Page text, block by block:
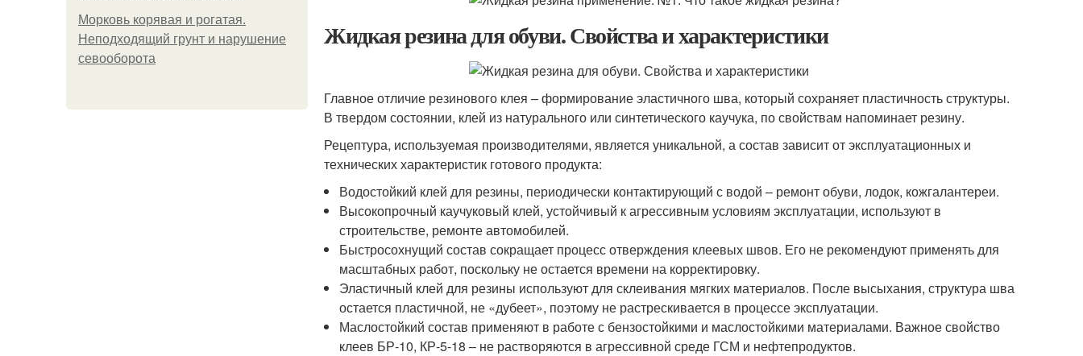
Морковь корявая и рогатая.
Неподходящий грунт и нарушение
севооборота
Жидкая резина для обуви. Свойства и характеристики
Главное отличие резинового клея – формирование эластичного шва, который сохраняет пластичность структуры.
В твердом состоянии, клей из натурального или синтетического каучука, по свойствам напоминает резину.
Рецептура, используемая производителями, является уникальной, а состав зависит от эксплуатационных и
технических характеристик готового продукта:
Водостойкий клей для резины, периодически контактирующий с водой – ремонт обуви, лодок, кожгалантереи.
Высокопрочный каучуковый клей, устойчивый к агрессивным условиям эксплуатации, используют в
строительстве, ремонте автомобилей.
Быстросохнущий состав сокращает процесс отверждения клеевых швов. Его не рекомендуют применять для
масштабных работ, поскольку не остается времени на корректировку.
Эластичный клей для резины используют для склеивания мягких материалов. После высыхания, структура шва
остается пластичной, не «дубеет», поэтому не растрескивается в процессе эксплуатации.
Маслостойкий состав применяют в работе с бензостойкими и маслостойкими материалами. Важное свойство
клеев БР-10, КР-5-18 – не растворяются в агрессивной среде ГСМ и нефтепродуктов.